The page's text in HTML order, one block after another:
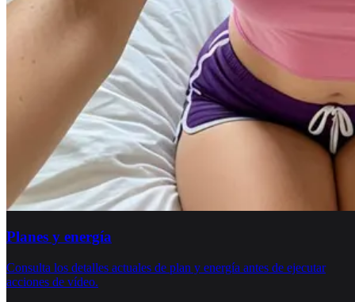
Planes y energía
Consulta los detalles actuales de plan y energía antes de ejecutar
acciones de vídeo.